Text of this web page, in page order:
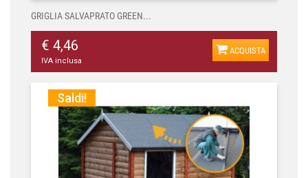
GRIGLIA SALVAPRATO GREEN...
€ 4,46
IVA inclusa
ACQUISTA
Saldi!